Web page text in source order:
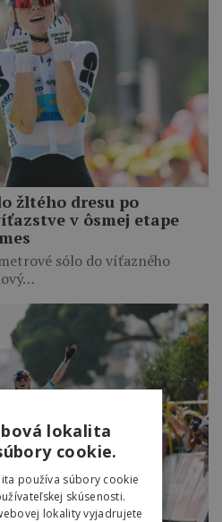
žltého dresu po
v ôsmej etape
sólo do víťazného
lokalita
cookie.
používa súbory cookie
skúsenosti.
lokality vyjadrujete